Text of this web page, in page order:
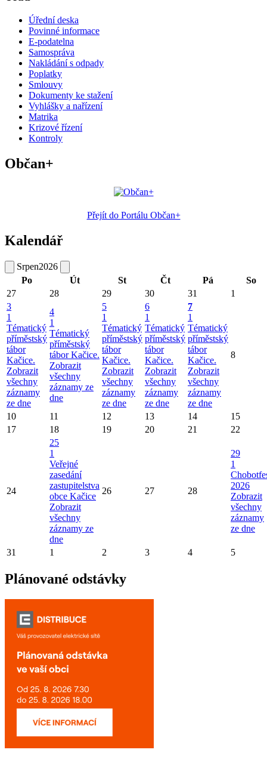
Úřední deska
Povinné informace
E-podatelna
Samospráva
Nakládání s odpady
Poplatky
Smlouvy
Dokumenty ke stažení
Vyhlášky a nařízení
Matrika
Krizové řízení
Kontroly
Občan+
Přejít do Portálu Občan+
Kalendář
Srpen2026
Po
Út St Čt Pá
So
27
28 29 30 31
1
3
1
Tématický
příměstský
tábor
Kačice.
Zobrazit
všechny
záznamy
ze dne
4
1
Tématický
příměstský
tábor Kačice.
Zobrazit
všechny
záznamy ze
dne
5
1
Tématický
příměstský
tábor
Kačice.
Zobrazit
všechny
záznamy
ze dne
6
1
Tématický
příměstský
tábor
Kačice.
Zobrazit
všechny
záznamy
ze dne
7
1
Tématický
příměstský
tábor
Kačice.
Zobrazit
všechny
záznamy
ze dne
8
10 11 12 13 14
15
17
18 19 20 21 22
24
25
1
Veřejné
zasedání
zastupitelstva
obce Kačice
Zobrazit
všechny
záznamy ze
dne
26 27 28
29
1
2026
Zobrazit
všechny
záznamy
ze dne
31 1 2 3 4 5
Plánované odstávky